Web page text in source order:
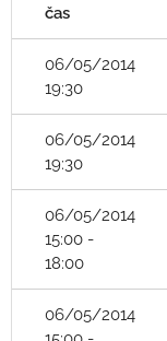
čas
06/05/2014
19:30
06/05/2014
19:30
06/05/2014
15:00 -
18:00
06/05/2014